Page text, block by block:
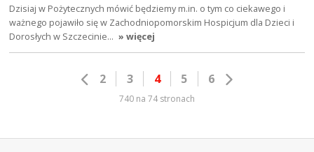
Dzisiaj w Pożytecznych mówić będziemy m.in. o tym co ciekawego i
ważnego pojawiło się w Zachodniopomorskim Hospicjum dla Dzieci i
Dorosłych w Szczecinie… » więcej
2 3 4 5 6
740 na 74 stronach